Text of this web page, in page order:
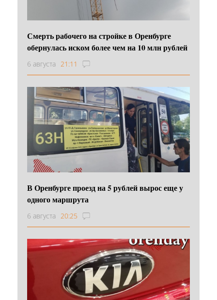
Смерть рабочего на стройке в Оренбурге
обернулась иском более чем на 10 млн рублей
6 августа 21:11
В Оренбурге проезд на 5 рублей вырос еще у
одного маршрута
6 августа 20:25